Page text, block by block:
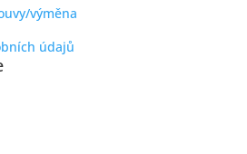
výměna
údajů